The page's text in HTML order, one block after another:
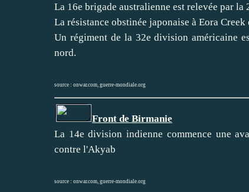
La 16e brigade australienne est relevée par
La résistance obstinée japonaise à Eora
Un régiment de la 32e division américaine
nord.
source : onwar.com guerre-mondiale.org
Front de Birmanie
La 14e division indienne commence une
contre l'Akyab
source : onwar.com guerre-mondiale.org